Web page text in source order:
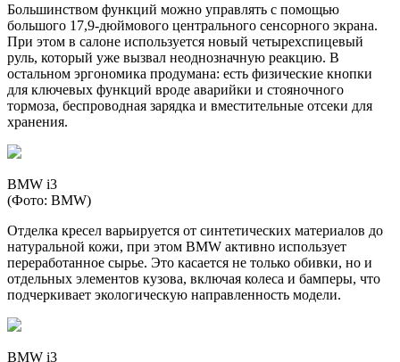
Большинством функций можно управлять с помощью
большого 17,9-дюймового центрального сенсорного экрана.
При этом в салоне используется новый четырехспицевый
руль, который уже вызвал неоднозначную реакцию. В
остальном эргономика продумана: есть физические кнопки
для ключевых функций вроде аварийки и стояночного
тормоза, беспроводная зарядка и вместительные отсеки для
хранения.
BMW i3
(Фото: BMW)
Отделка кресел варьируется от синтетических материалов до
натуральной кожи, при этом BMW активно использует
переработанное сырье. Это касается не только обивки, но и
отдельных элементов кузова, включая колеса и бамперы, что
подчеркивает экологическую направленность модели.
BMW i3